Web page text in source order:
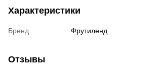
Характеристики
Бренд Фрутиленд
Отзывы